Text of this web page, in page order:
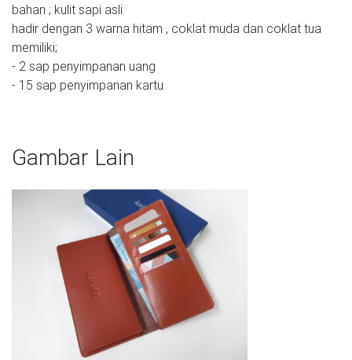
bahan ; kulit sapi asli
hadir dengan 3 warna hitam , coklat muda dan coklat tua
memiliki;
- 2 sap penyimpanan uang
Gambar Lain